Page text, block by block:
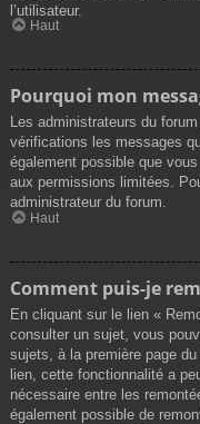
l’utilisateur.
Haut
Pourquoi mon
Les administrateurs du
vérifications les messages
également possible que
aux permissions limitées.
administrateur du forum.
Haut
Comment puis-je
En cliquant sur le lien «
consulter un sujet, vous
sujets, à la première page
lien, cette fonctionnalité a
nécessaire entre les
également possible de